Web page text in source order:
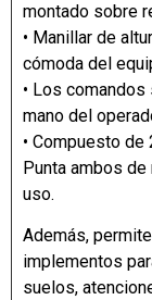
montado sobre
• Manillar de
cómoda del
• Los
mano del
• Compuesto
Punta ambos
uso.
Además,
implementos
suelos,